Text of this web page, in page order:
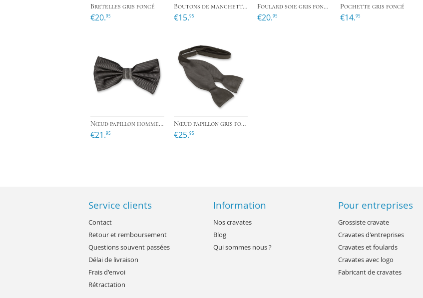
Bretelles gris foncé
€20.95
Boutons de manchette homme gris foncé
€15.95
Foulard soie gris foncé - carré
€20.95
Pochette gris foncé
€14.95
›
Nœud papillon homme gris foncé
€21.95
Nœud papillon gris foncé à nouer
€25.95
Service clients
Contact
Retour et remboursement
Questions souvent passées
Délai de livraison
Frais d'envoi
Rétractation
Information
Nos cravates
Blog
Qui sommes nous ?
Pour entreprises
Grossiste cravate
Cravates d'entreprises
Cravates et foulards
Cravates avec logo
Fabricant de cravates